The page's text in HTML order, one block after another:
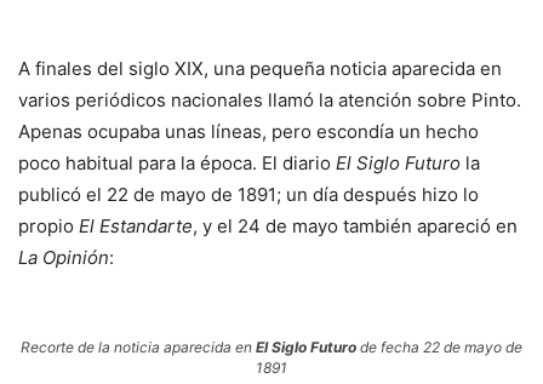
A finales del siglo XIX, una pequeña noticia aparecida en
varios periódicos nacionales llamó la atención sobre Pinto.
Apenas ocupaba unas líneas, pero escondía un hecho
poco habitual para la época. El diario El Siglo Futuro la
publicó el 22 de mayo de 1891; un día después hizo lo
propio El Estandarte, y el 24 de mayo también apareció en
La Opinión:
Recorte de la noticia aparecida en El Siglo Futuro de fecha 22 de mayo de
1891